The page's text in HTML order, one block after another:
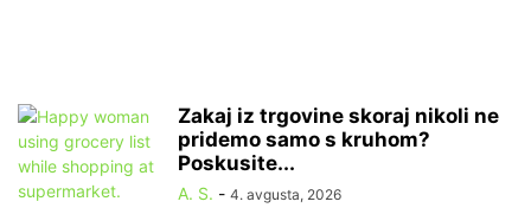
Zakaj iz trgovine skoraj nikoli ne
pridemo samo s kruhom?
Poskusite...
A. S. - 4. avgusta, 2026